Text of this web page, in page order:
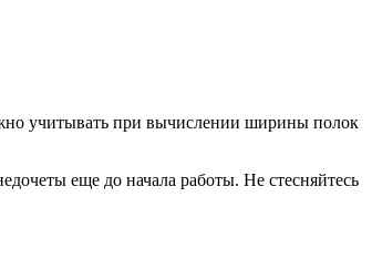
учитывать при вычислении ширины полок
еще до начала работы. Не стесняйтесь